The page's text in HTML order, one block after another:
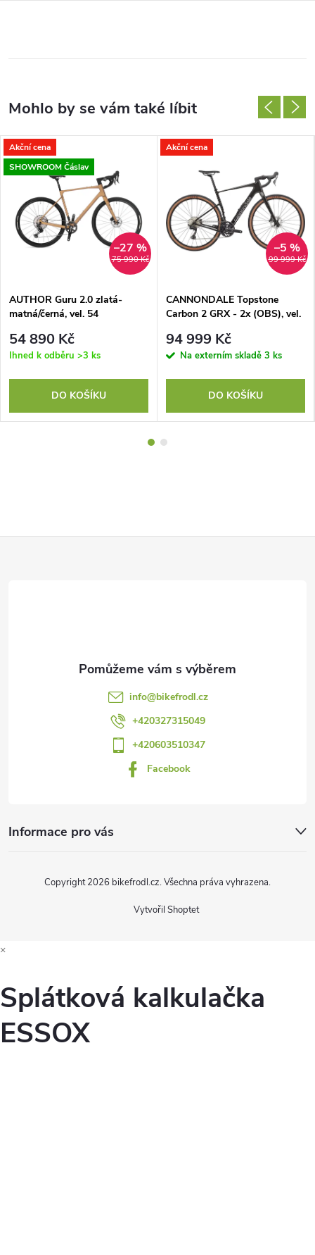
Akční cena
SHOWROOM Čáslav
75 990 Kč
–27 %
AUTHOR Guru 2.0 zlatá-
matná/černá, vel. 54
54 890 Kč
Ihned k odběru >3 ks
DO KOŠÍKU
Akční cena
99 999 Kč
–5 %
CANNONDALE Topstone
Carbon 2 GRX - 2x (OBS), vel.
94 999 Kč
Na externím skladě 3 ks
DO KOŠÍKU
info@bikefrodl.cz
+420327315049
+420603510347
Facebook
Informace pro vás
Vytvořil Shoptet
Copyright 2026 bikefrodl.cz. Všechna práva vyhrazena.
×
Splátková kalkulačka
ESSOX